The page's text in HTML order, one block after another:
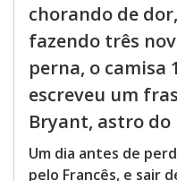
chorando de
fazendo três
perna, o camisa
escreveu um
Bryant, astro do
Um dia antes de
pelo Francês, e sair